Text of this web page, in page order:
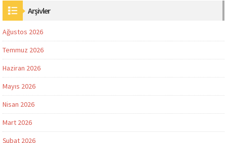
Arşivler
Ağustos 2026
Temmuz 2026
Haziran 2026
Mayıs 2026
Nisan 2026
Mart 2026
Şubat 2026